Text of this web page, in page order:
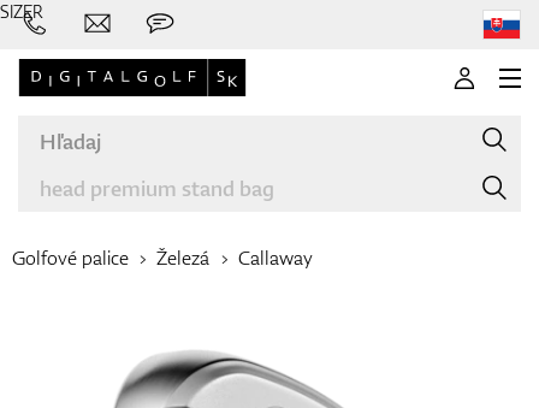
Golfové palice Železá Callaway
SIZER